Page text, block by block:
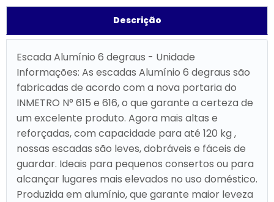
Descrição
Escada Alumínio 6 degraus - Unidade
Informações: As escadas Alumínio 6 degraus são
fabricadas de acordo com a nova portaria do
INMETRO N° 615 e 616, o que garante a certeza de
um excelente produto. Agora mais altas e
reforçadas, com capacidade para até 120 kg ,
nossas escadas são leves, dobráveis e fáceis de
guardar. Ideais para pequenos consertos ou para
alcançar lugares mais elevados no uso doméstico.
Produzida em alumínio, que garante maior leveza